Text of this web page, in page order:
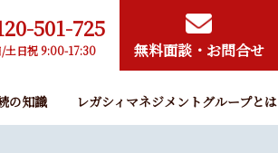
501-725
/土日祝 9:00-17:30 無料面談・お問合せ
の知識 レガシィマネジメントグループとは